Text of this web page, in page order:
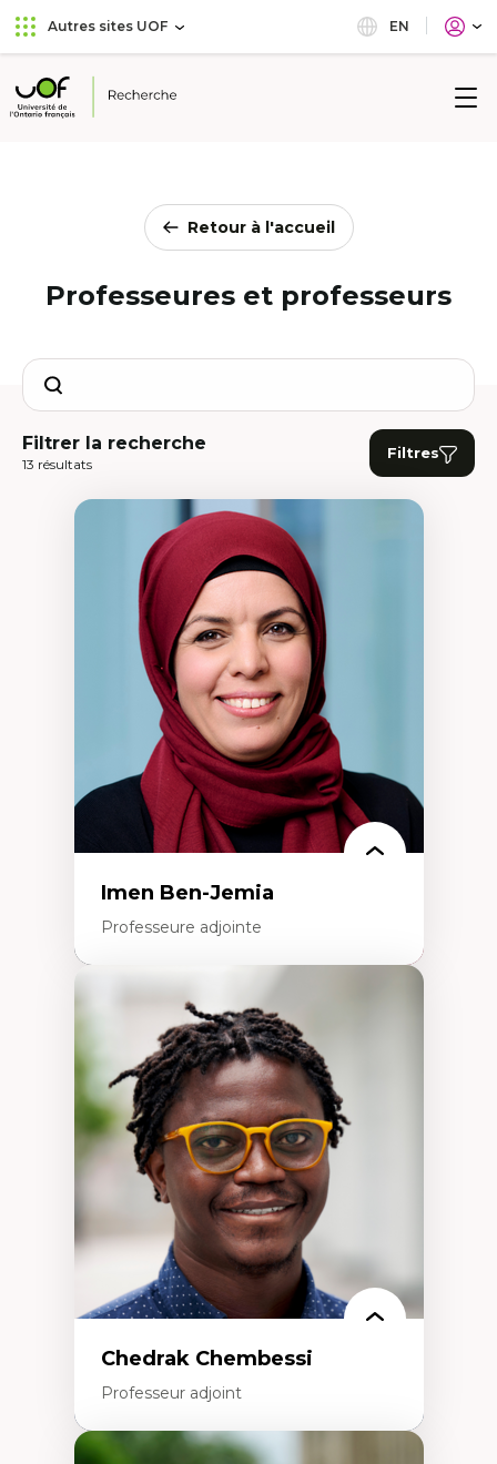
Aller
au
principal
Passer
au
Autres sites UOF EN
Université
Retour à l'accueil
Professeures et professeurs
Search
Filtrer la recherche
13 résultats
Filtres
Imen Ben-Jemia
Professeure adjointe
Expertises
Discours sur la ville et représentations
Mosquées, formes et usages au Canada
Reconnaissance et représentations des
communautés immigrantes dans l'espace
urbain
Design architectural et urbain
Patrimoine et patrimonialisation
Études postcoloniales et décolonisation des
savoirs
Chedrak Chembessi
Professeur adjoint